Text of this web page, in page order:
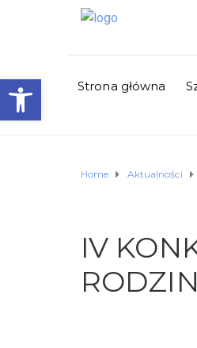
Strona główna
Home Aktualności
IV
Otwórz pasek narzędzi